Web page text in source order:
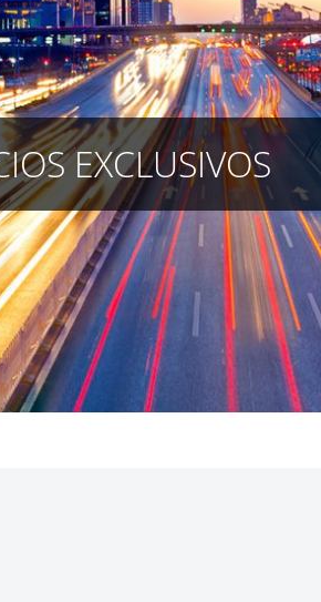
EXCLUSIVOS